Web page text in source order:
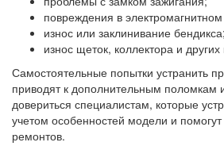
повреждения в
износ или заклинивание бендикса;
износ щеток, коллектора и
Самостоятельные попытки устранить
приводят к дополнительным поломкам
довериться специалистам, которые
учетом особенностей модели и
ремонтов.